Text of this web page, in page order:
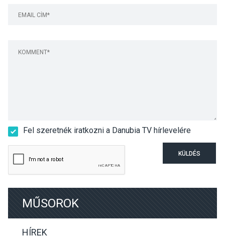
Fel szeretnék iratkozni a Danubia TV hírlevelére
KÜLDÉS
MŰSOROK
HÍREK